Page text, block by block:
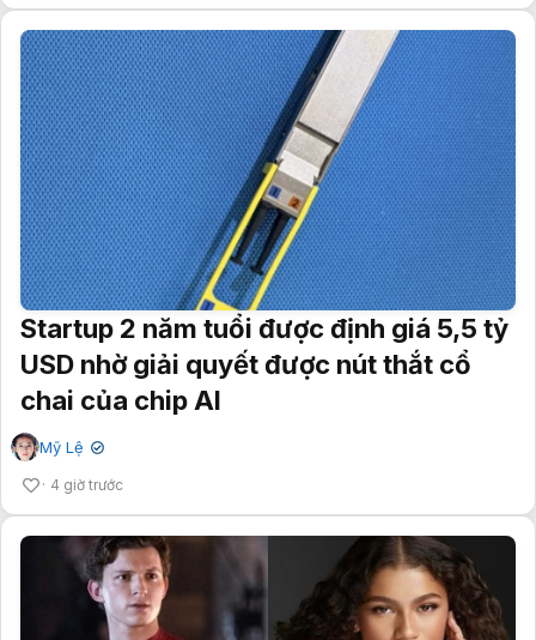
Startup 2 năm tuổi được định giá 5,5 tỷ
USD nhờ giải quyết được nút thắt cổ
chai của chip AI
Mỹ Lệ ✔
4 giờ trước